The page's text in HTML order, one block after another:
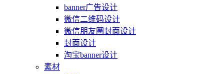
banner广告设计
微信二维码设计
微信朋友圈封面设计
封面设计
淘宝banner设计
素材